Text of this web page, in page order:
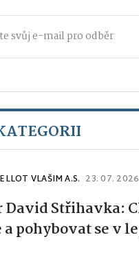
VLAŠIM A.S. 23. 07. 2026
David Střihavka:
pohybovat se v